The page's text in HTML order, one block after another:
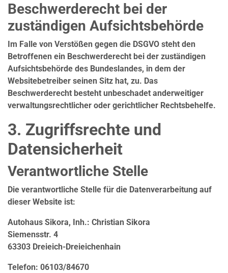
Beschwerderecht bei der
zuständigen Aufsichtsbehörde
Im Falle von Verstößen gegen die DSGVO steht den
Betroffenen ein Beschwerderecht bei der zuständigen
Aufsichtsbehörde des Bundeslandes, in dem der
Websitebetreiber seinen Sitz hat, zu. Das
Beschwerderecht besteht unbeschadet anderweitiger
verwaltungsrechtlicher oder gerichtlicher Rechtsbehelfe.
3. Zugriffsrechte und
Datensicherheit
Verantwortliche Stelle
Die verantwortliche Stelle für die Datenverarbeitung auf
dieser Website ist:
Autohaus Sikora, Inh.: Christian Sikora
Siemensstr. 4
63303 Dreieich-Dreieichenhain
Telefon: 06103/84670